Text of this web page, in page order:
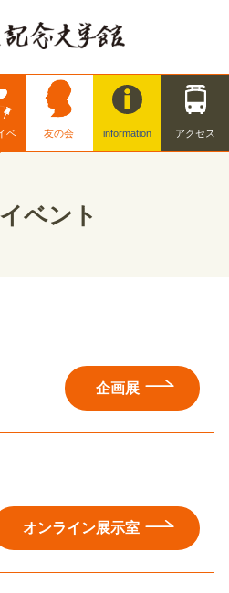
ベ
友の会 information アクセス
ベント
企画展
オンライン展示室